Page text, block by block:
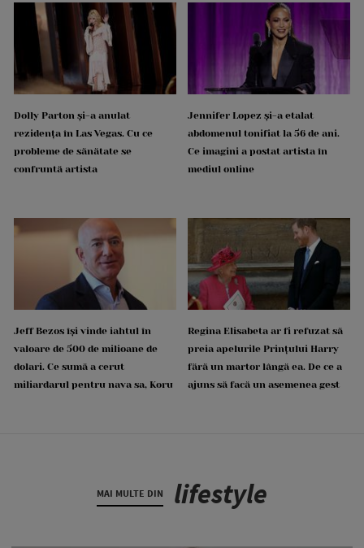
Dolly Parton și-a anulat
rezidența în Las Vegas. Cu ce
probleme de sănătate se
confruntă artista
Jennifer Lopez și-a etalat
abdomenul tonifiat la 56 de ani.
Ce imagini a postat artista în
mediul online
Jeff Bezos își vinde iahtul în
valoare de 500 de milioane de
dolari. Ce sumă a cerut
miliardarul pentru nava sa, Koru
Regina Elisabeta ar fi refuzat să
preia apelurile Prințului Harry
fără un martor lângă ea. De ce a
ajuns să facă un asemenea gest
MAI MULTE DIN lifestyle